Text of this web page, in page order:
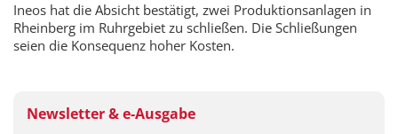
Ineos hat die Absicht bestätigt, zwei Produktionsanlagen in
Rheinberg im Ruhrgebiet zu schließen. Die Schließungen
seien die Konsequenz hoher Kosten.
Newsletter & e-Ausgabe